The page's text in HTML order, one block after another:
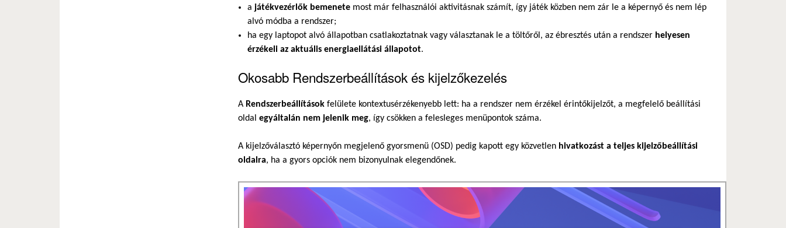
a játékvezérlők bemenete most már felhasználói aktivitásnak számít, így játék közben nem zár le a képernyő és nem lép
alvó módba a rendszer;
ha egy laptopot alvó állapotban csatlakoztatnak vagy választanak le a töltőről, az ébresztés után a rendszer helyesen
érzékeli az aktuális energiaellátási állapotot.
Okosabb Rendszerbeállítások és kijelzőkezelés
A Rendszerbeállítások felülete kontextusérzékenyebb lett: ha a rendszer nem érzékel érintőkijelzőt, a megfelelő beállítási
oldal egyáltalán nem jelenik meg, így csökken a felesleges menüpontok száma.
A kijelzőválasztó képernyőn megjelenő gyorsmenü (OSD) pedig kapott egy közvetlen hivatkozást a teljes kijelzőbeállítási
oldalra, ha a gyors opciók nem bizonyulnak elegendőnek.